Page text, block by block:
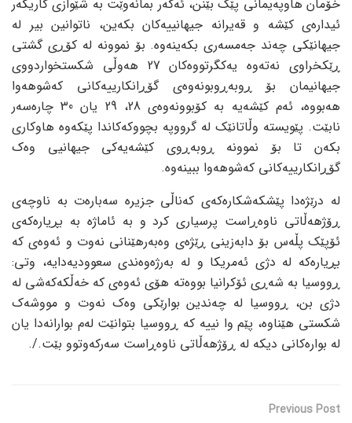
خۆمان هاوپەیمانی پێک بێنن، ئەگەر بمانەوێت بە شێوازی کاریگەر
ئیدارەی کێشە و قەیرانە جیهانییەکان بکەین، ناتوانین بیر لە
جیهانێکی چەند جەمسەری بکەینەوە. بۆ نموونە لە کۆڕی گشتی
ڕێکخراوی نەتەوە یەکگرتووەکان 27 هەوڵی شکستخواردووی
جیهانیمان بۆ ڕوبەڕوبونەوەی گۆڕانکارییەکانی کەشوهەوا
هەبووە، ئەم کێشەیە بە کۆبوونەوەی 28، 29 یان 30 چارەسەر
نابێت. پێویستە وڵاتانێک لە گرووپە بچووکەکاندا پێکەوە هاوکاری
بکەن تا بۆ نموونە ڕوبەڕوی کێشەیەکی جیهانیی وەک
گۆڕانکارییەکانی کەشوهەوا ببینەوە.
لە درێژەدا پێشکەشکارەکەی کەناڵی جزیرە سەبارەت بە ناوچەی
ڕۆژهەڵاتی ناوەڕاست پرسیاری کرد و بە ئاماژە بە بڕیارەکەی
ئۆپێک پڵەس بۆ دابەزینی ڕێژەی وەبەرهێنانی نەوت و ئەوەی کە
بڕیارەکە لە دژی ئەمریکا و لە بەرژەوەندی سعوودیەدایە، وتی:
ڕووسیا بە شەڕی ئۆکرانیا بووەتە هۆی ئەوەی کە خەڵکەکەشی لە
دژی بن، ڕووسیا لە چەندین بوارێکی وەک نەوت و مووشەک
شکستی هێناوە، پێم وا نییە کە ڕووسیا بتوانێت لەم بوارانەدا یان
لە بوارەکانی دیکە لە ڕۆژهەڵاتی ناوەڕاست سەرکەوتوو بێت./.
Previous Post